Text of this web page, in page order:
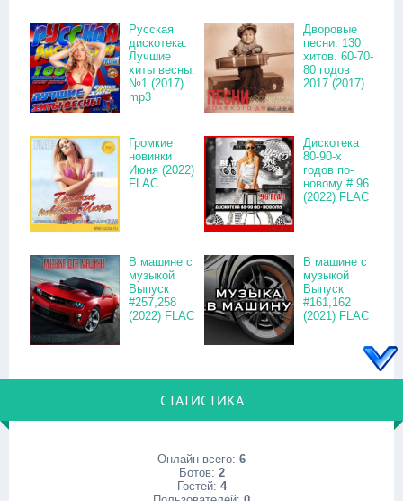
Русская
дискотека.
Лучшие
хиты весны.
№1 (2017)
mp3
Дворовые
песни. 130
хитов. 60-70-
80 годов
2017 (2017)
Громкие
новинки
Июня (2022)
FLAC
Дискотека
80-90-х
годов по-
новому # 96
(2022) FLAC
В машине с
музыкой
Выпуск
#257,258
(2022) FLAC
В машине с
музыкой
Выпуск
#161,162
(2021) FLAC
СТАТИСТИКА
Онлайн всего: 6
Ботов: 2
Гостей: 4